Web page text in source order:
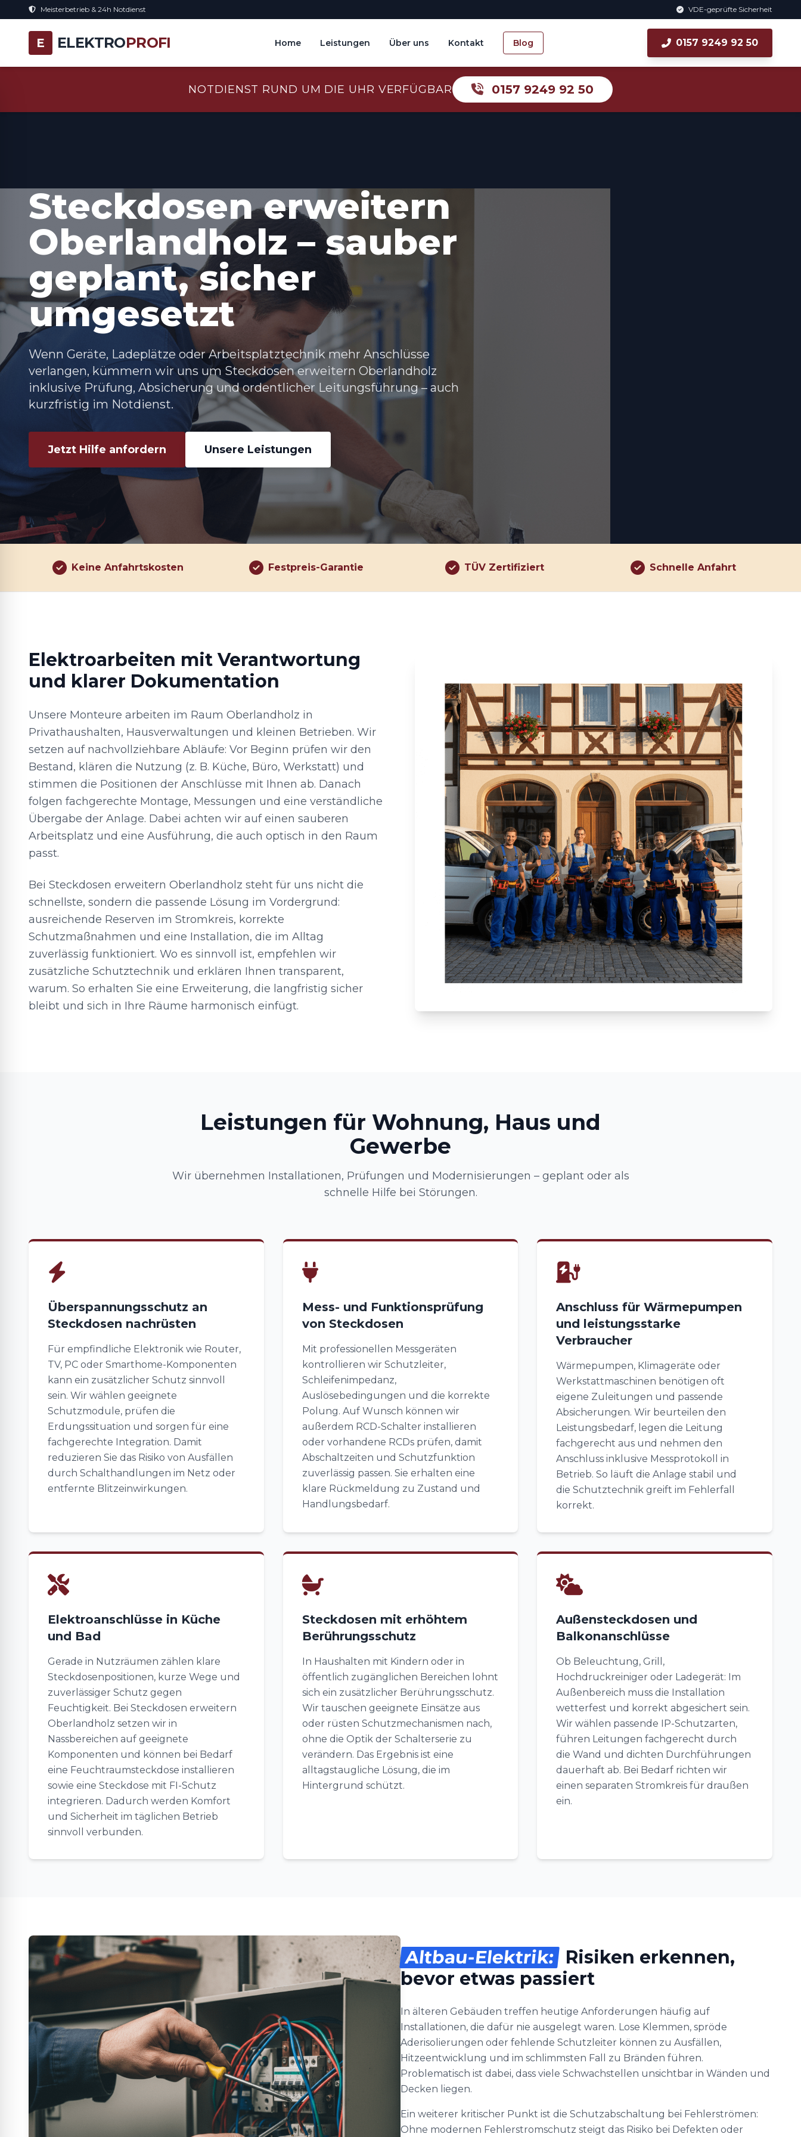
Meisterbetrieb & 24h Notdienst VDE-geprüfte Sicherheit
E ELEKTROPROFI Home Leistungen Über uns Kontakt Blog 0157 9249 92 50
NOTDIENST RUND UM DIE UHR VERFÜGBAR 0157 9249 92 50
Steckdosen erweitern
Oberlandholz – sauber
geplant, sicher
umgesetzt
Wenn Geräte, Ladeplätze oder Arbeitsplatztechnik mehr Anschlüsse
verlangen, kümmern wir uns um Steckdosen erweitern Oberlandholz
inklusive Prüfung, Absicherung und ordentlicher Leitungsführung – auch
kurzfristig im Notdienst.
Jetzt Hilfe anfordern Unsere Leistungen
Keine Anfahrtskosten Festpreis-Garantie TÜV Zertifiziert Schnelle Anfahrt
Elektroarbeiten mit Verantwortung
und klarer Dokumentation
Unsere Monteure arbeiten im Raum Oberlandholz in
Privathaushalten, Hausverwaltungen und kleinen Betrieben. Wir
setzen auf nachvollziehbare Abläufe: Vor Beginn prüfen wir den
Bestand, klären die Nutzung (z. B. Küche, Büro, Werkstatt) und
stimmen die Positionen der Anschlüsse mit Ihnen ab. Danach
folgen fachgerechte Montage, Messungen und eine verständliche
Übergabe der Anlage. Dabei achten wir auf einen sauberen
Arbeitsplatz und eine Ausführung, die auch optisch in den Raum
passt.
Bei Steckdosen erweitern Oberlandholz steht für uns nicht die
schnellste, sondern die passende Lösung im Vordergrund:
ausreichende Reserven im Stromkreis, korrekte
Schutzmaßnahmen und eine Installation, die im Alltag
zuverlässig funktioniert. Wo es sinnvoll ist, empfehlen wir
zusätzliche Schutztechnik und erklären Ihnen transparent,
warum. So erhalten Sie eine Erweiterung, die langfristig sicher
bleibt und sich in Ihre Räume harmonisch einfügt.
Leistungen für Wohnung, Haus und
Gewerbe
Wir übernehmen Installationen, Prüfungen und Modernisierungen – geplant oder als
schnelle Hilfe bei Störungen.
Überspannungsschutz an
Steckdosen nachrüsten
Für empfindliche Elektronik wie Router,
TV, PC oder Smarthome-Komponenten
kann ein zusätzlicher Schutz sinnvoll
sein. Wir wählen geeignete
Schutzmodule, prüfen die
Erdungssituation und sorgen für eine
fachgerechte Integration. Damit
reduzieren Sie das Risiko von Ausfällen
durch Schalthandlungen im Netz oder
entfernte Blitzeinwirkungen.
Mess- und Funktionsprüfung
von Steckdosen
Mit professionellen Messgeräten
kontrollieren wir Schutzleiter,
Schleifenimpedanz,
Auslösebedingungen und die korrekte
Polung. Auf Wunsch können wir
außerdem RCD-Schalter installieren
oder vorhandene RCDs prüfen, damit
Abschaltzeiten und Schutzfunktion
zuverlässig passen. Sie erhalten eine
klare Rückmeldung zu Zustand und
Handlungsbedarf.
Anschluss für Wärmepumpen
und leistungsstarke
Verbraucher
Wärmepumpen, Klimageräte oder
Werkstattmaschinen benötigen oft
eigene Zuleitungen und passende
Absicherungen. Wir beurteilen den
Leistungsbedarf, legen die Leitung
fachgerecht aus und nehmen den
Anschluss inklusive Messprotokoll in
Betrieb. So läuft die Anlage stabil und
die Schutztechnik greift im Fehlerfall
korrekt.
Elektroanschlüsse in Küche
und Bad
Gerade in Nutzräumen zählen klare
Steckdosenpositionen, kurze Wege und
zuverlässiger Schutz gegen
Feuchtigkeit. Bei Steckdosen erweitern
Oberlandholz setzen wir in
Nassbereichen auf geeignete
Komponenten und können bei Bedarf
eine Feuchtraumsteckdose installieren
sowie eine Steckdose mit FI-Schutz
integrieren. Dadurch werden Komfort
und Sicherheit im täglichen Betrieb
sinnvoll verbunden.
Steckdosen mit erhöhtem
Berührungsschutz
In Haushalten mit Kindern oder in
öffentlich zugänglichen Bereichen lohnt
sich ein zusätzlicher Berührungsschutz.
Wir tauschen geeignete Einsätze aus
oder rüsten Schutzmechanismen nach,
ohne die Optik der Schalterserie zu
verändern. Das Ergebnis ist eine
alltagstaugliche Lösung, die im
Hintergrund schützt.
Außensteckdosen und
Balkonanschlüsse
Ob Beleuchtung, Grill,
Hochdruckreiniger oder Ladegerät: Im
Außenbereich muss die Installation
wetterfest und korrekt abgesichert sein.
Wir wählen passende IP-Schutzarten,
führen Leitungen fachgerecht durch
die Wand und dichten Durchführungen
dauerhaft ab. Bei Bedarf richten wir
einen separaten Stromkreis für draußen
ein.
Altbau-Elektrik: Risiken erkennen,
bevor etwas passiert
In älteren Gebäuden treffen heutige Anforderungen häufig auf
Installationen, die dafür nie ausgelegt waren. Lose Klemmen, spröde
Aderisolierungen oder fehlende Schutzleiter können zu Ausfällen,
Hitzeentwicklung und im schlimmsten Fall zu Bränden führen.
Problematisch ist dabei, dass viele Schwachstellen unsichtbar in Wänden und
Decken liegen.
Ein weiterer kritischer Punkt ist die Schutzabschaltung bei Fehlerströmen:
Ohne modernen Fehlerstromschutz steigt das Risiko bei Defekten oder